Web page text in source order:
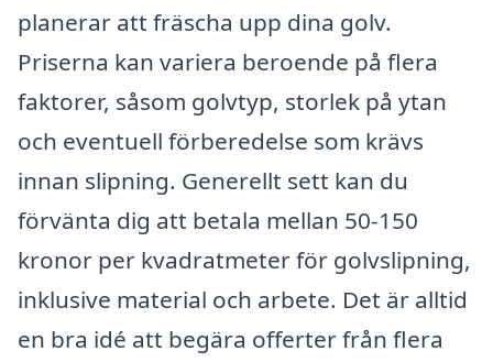
planerar att fräscha upp dina golv.
Priserna kan variera beroende på flera
faktorer, såsom golvtyp, storlek på ytan
och eventuell förberedelse som krävs
innan slipning. Generellt sett kan du
förvänta dig att betala mellan 50-150
kronor per kvadratmeter för golvslipning,
inklusive material och arbete. Det är alltid
en bra idé att begära offerter från flera